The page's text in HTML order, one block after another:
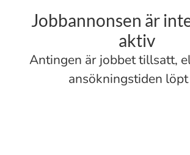
Jobbannonsen är
aktiv
Antingen är jobbet tillsatt,
ansökningstiden